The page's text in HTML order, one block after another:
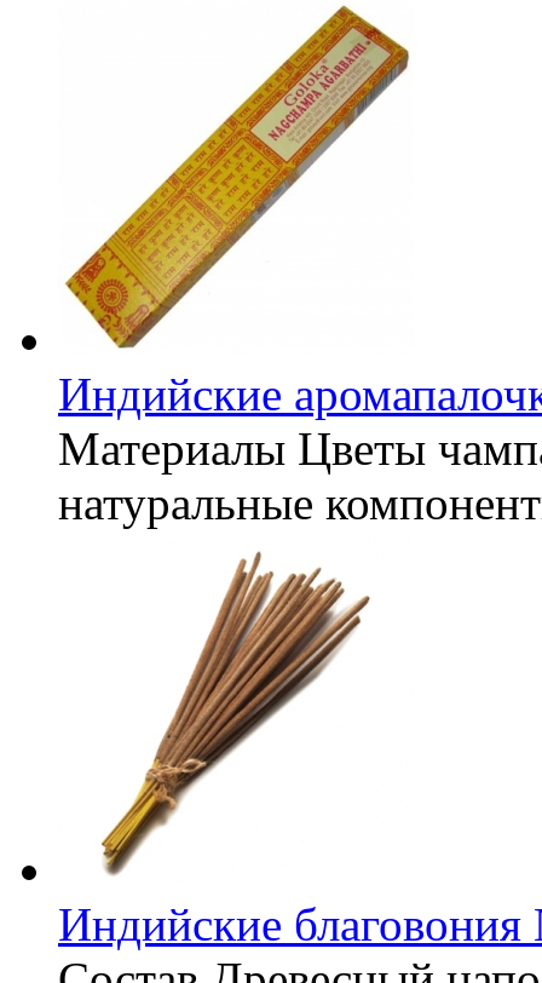
Индийские
Материалы Цветы
натуральные
Индийские